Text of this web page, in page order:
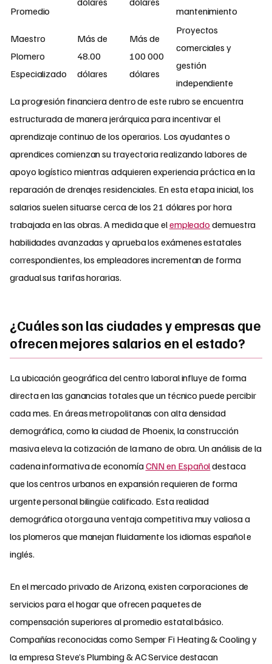
Promedio mantenimiento
Maestro
Plomero
Especializado
Más de
48.00
dólares
Más de
100 000
dólares
Proyectos
comerciales y
gestión
independiente
La progresión financiera dentro de este rubro se encuentra
estructurada de manera jerárquica para incentivar el
aprendizaje continuo de los operarios. Los ayudantes o
aprendices comienzan su trayectoria realizando labores de
apoyo logístico mientras adquieren experiencia práctica en la
reparación de drenajes residenciales. En esta etapa inicial, los
salarios suelen situarse cerca de los 21 dólares por hora
trabajada en las obras. A medida que elempleado demuestra
habilidades avanzadas y aprueba los exámenes estatales
correspondientes, los empleadores incrementan de forma
gradual sus tarifas horarias.
¿Cuáles son las ciudades y empresas que
ofrecen mejores salarios en el estado?
La ubicación geográfica del centro laboral influye de forma
directa en las ganancias totales que un técnico puede percibir
cada mes. En áreas metropolitanas con alta densidad
demográfica, como la ciudad de Phoenix, la construcción
masiva eleva la cotización de la mano de obra. Un análisis de la
cadena informativa de economíaCNN en Españoldestaca
que los centros urbanos en expansión requieren de forma
urgente personal bilingüe calificado. Esta realidad
demográfica otorga una ventaja competitiva muy valiosa a
los plomeros que manejan fluidamente los idiomas español e
inglés.
En el mercado privado de Arizona, existen corporaciones de
servicios para el hogar que ofrecen paquetes de
compensación superiores al promedio estatal básico.
Compañías reconocidas como Semper Fi Heating & Cooling y
la empresa Steve’s Plumbing & AC Service destacan